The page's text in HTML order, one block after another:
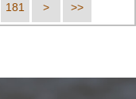
181 > >>